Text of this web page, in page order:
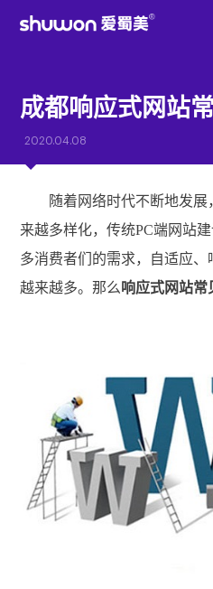
成都响应式网站
2020.04.08
随着网络时代不断地发展
来越多样化，传统PC端网站
多消费者们的需求，自适应
越来越多。那么 响应式网站常